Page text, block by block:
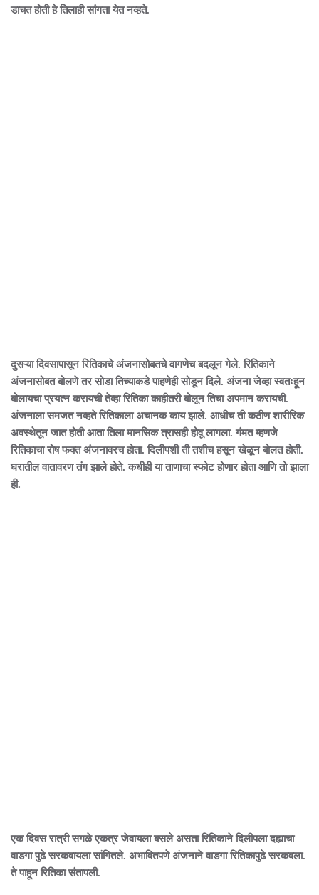
डाचत होती हे तिलाही सांगता येत नव्हते.
दुसऱ्या दिवसापासून रितिकाचे अंजनासोबतचे वागणेच बदलून गेले. रितिकाने
अंजनासोबत बोलणे तर सोडा तिच्याकडे पाहणेही सोडून दिले. अंजना जेव्हा स्वतःहून
बोलायचा प्रयत्न करायची तेव्हा रितिका काहीतरी बोलून तिचा अपमान करायची.
अंजनाला समजत नव्हते रितिकाला अचानक काय झाले. आधीच ती कठीण शारीरिक
अवस्थेतून जात होती आता तिला मानसिक त्रासही होवू लागला. गंमत म्हणजे
रितिकाचा रोष फक्त अंजनावरच होता. दिलीपशी ती तशीच हसून खेळून बोलत होती.
घरातील वातावरण तंग झाले होते. कधीही या ताणाचा स्फोट होणार होता आणि तो झाला
ही.
एक दिवस रात्री सगळे एकत्र जेवायला बसले असता रितिकाने दिलीपला दह्याचा
वाडगा पुढे सरकवायला सांगितले. अभावितपणे अंजनाने वाडगा रितिकापुढे सरकवला.
ते पाहून रितिका संतापली.